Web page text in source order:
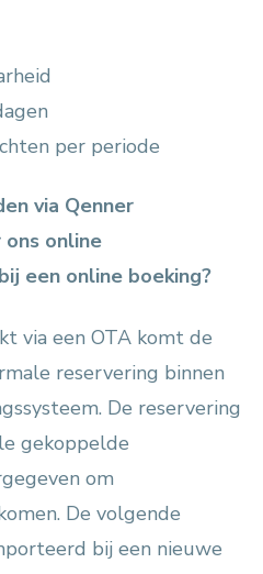
per periode
via Qenner
ons online
een online boeking?
via een OTA komt de
reservering binnen
De reservering
gekoppelde
om
De volgende
bij een nieuwe